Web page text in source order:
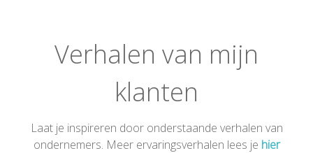
Verhalen van mijn
klanten
Laat je inspireren door onderstaande verhalen van
ondernemers. Meer ervaringsverhalen lees je hier